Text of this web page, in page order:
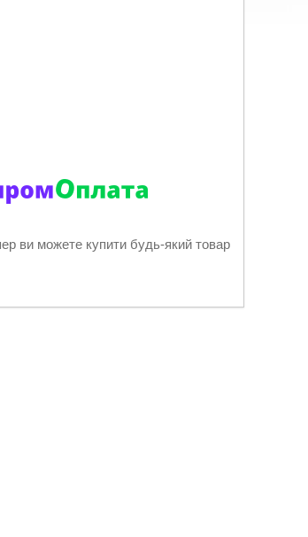
ви можете купити будь-який товар